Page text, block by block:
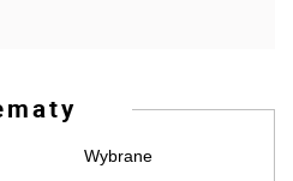
Wybrane